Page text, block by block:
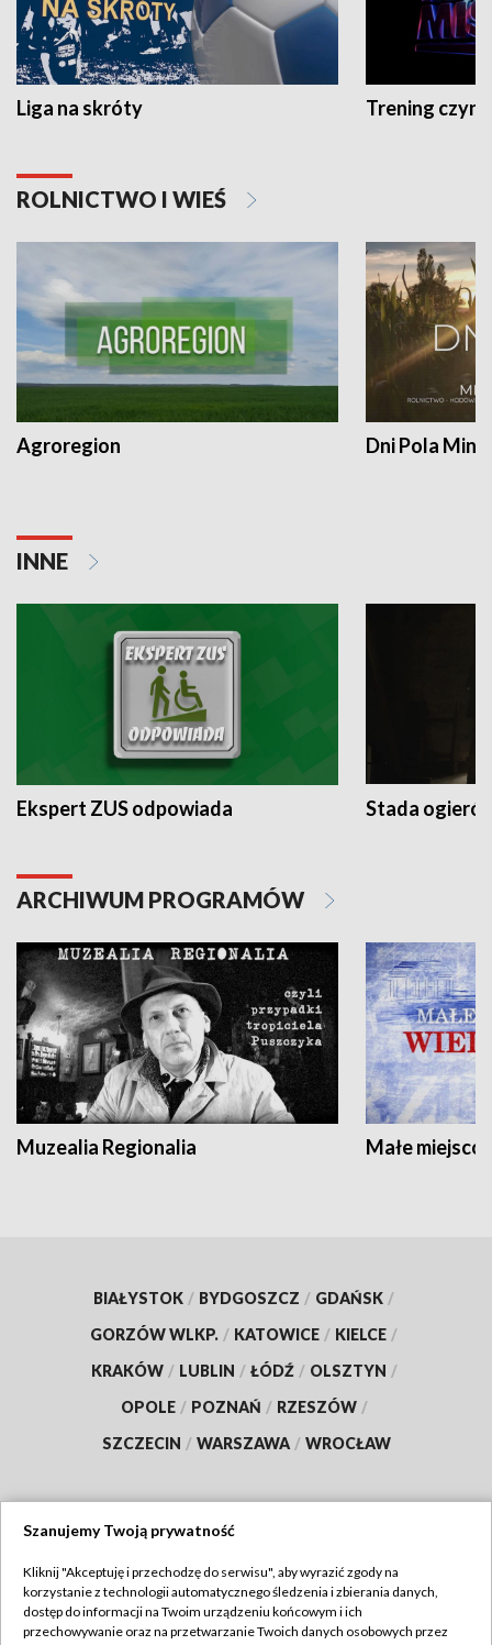
Liga na skróty Trening czyni
ROLNICTWO I WIEŚ
Agroregion Dni Pola
INNE
Ekspert ZUS odpowiada Stada
ARCHIWUM PROGRAMÓW
Muzealia Regionalia Małe
BIAŁYSTOK / BYDGOSZCZ / GDAŃSK /
GORZÓW WLKP. / KATOWICE / KIELCE /
KRAKÓW / LUBLIN / ŁÓDŹ / OLSZTYN /
OPOLE / POZNAŃ / RZESZÓW /
SZCZECIN / WARSZAWA / WROCŁAW
TVP
Abonament TVP
Regulamin TVP
Szanujemy Twoją prywatność
Kliknij "Akceptuję i przechodzę do serwisu", aby wyrazić zgody na
korzystanie z technologii automatycznego śledzenia i zbierania danych,
dostęp do informacji na Twoim urządzeniu końcowym i ich
przechowywanie oraz na przetwarzanie Twoich danych osobowych przez